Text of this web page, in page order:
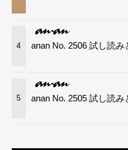
4 anan No. 2506 試し読み
5 anan No. 2505 試し読み